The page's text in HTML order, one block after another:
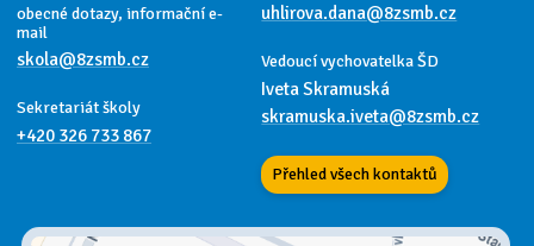
obecné dotazy, informační e-
mail
skola@8zsmb.cz
Sekretariát školy
+420 326 733 867
uhlirova.dana@8zsmb.cz
Vedoucí vychovatelka ŠD
Iveta Skramuská
skramuska.iveta@8zsmb.cz
Přehled všech kontaktů